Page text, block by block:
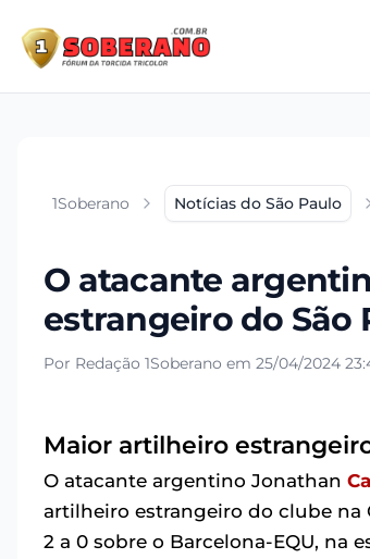
1Soberano Notícias do São Paulo
O atacante
estrangeiro do São
Por Redação 1Soberano em 25/04/2024
Maior artilheiro
O atacante argentino Jonathan
artilheiro estrangeiro do clube na
2 a 0 sobre o Barcelona-EQU, na